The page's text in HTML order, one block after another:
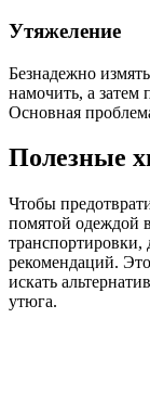
Утяжеление
Безнадежно
намочить, а затем
Основная
Полезные
Чтобы
помятой одеждой
транспортировки,
рекомендаций.
искать
утюга.